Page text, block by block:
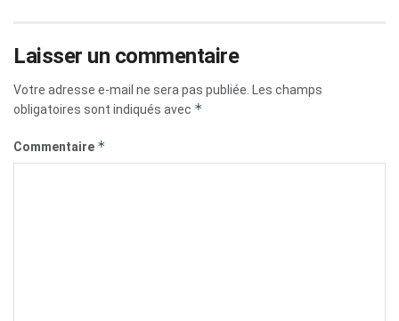
Laisser un commentaire
Votre adresse e-mail ne sera pas publiée. Les champs
obligatoires sont indiqués avec *
Commentaire *